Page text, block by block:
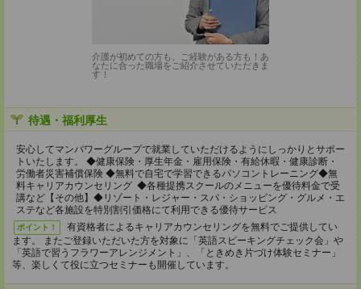
介護が初めての方も、ご経験がある方も！あ
なたに合った職場をご紹介させていただきま
す！
待遇・福利厚生
安心してマンパワーグループで就業していただけるようにしっかりとサポー
トいたします。 ◆健康保険・厚生年金・雇用保険・有給休暇・健康診断・
労働者災害補償保険 ◆無料で自宅で学習できるパソコントレーニング◆無
料キャリアカウンセリング ◆各種提携スクールのメニューを優待料金で受
講など【その他】◆リゾート・レジャー・スパ・ショッピング・グルメ・エ
ステなど各施設を特別割引価格にて利用できる優待サービス
ポイント！
有資格者によるキャリアカウンセリングを無料でご提供してい
ます。 またご登録いただいた方を対象に「英語スピーキングチェック会」や
「英語で習うフラワーアレンジメント」、「ときめき片づけ体験セミナー」
等、楽しくて役に立つセミナーも開催しています。